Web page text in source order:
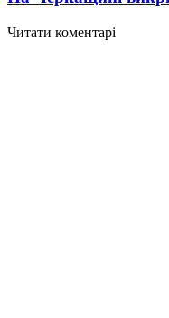
Читати коментарі